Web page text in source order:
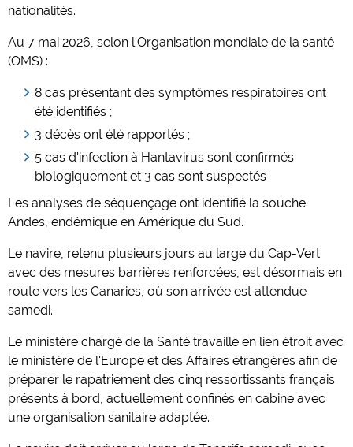
nationalités.
Au 7 mai 2026, selon l'Organisation mondiale de la santé
(OMS) :
8 cas présentant des symptômes respiratoires ont
été identifiés ;
3 décès ont été rapportés ;
5 cas d'infection à Hantavirus sont confirmés
biologiquement et 3 cas sont suspectés
Les analyses de séquençage ont identifié la souche
Andes, endémique en Amérique du Sud.
Le navire, retenu plusieurs jours au large du Cap-Vert
avec des mesures barrières renforcées, est désormais en
route vers les Canaries, où son arrivée est attendue
samedi.
Le ministère chargé de la Santé travaille en lien étroit avec
le ministère de l'Europe et des Affaires étrangères afin de
préparer le rapatriement des cinq ressortissants français
présents à bord, actuellement confinés en cabine avec
une organisation sanitaire adaptée.